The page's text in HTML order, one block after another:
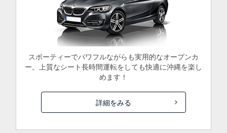
スポーティーでパワフルながらも実用的なオープンカ
ー。上質なシート長時間運転をしても快適に沖縄を楽し
めます！
詳細をみる